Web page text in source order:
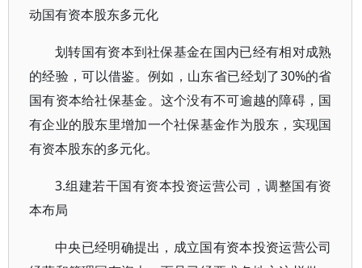
动国有资本股东多元化
划转国有资本到社保基金在国内已经有相对成熟
的经验，可以借鉴。例如，山东省已经划了30%的省
国有资本给社保基金。这个没有不可逾越的障碍，国
有企业的股东里增加一个社保基金作为股东，实现国
有资本股东的多元化。
3.组建若干国有资本投资运营公司，调整国有资
本布局
中央已经明确提出，成立国有资本投资运营公司